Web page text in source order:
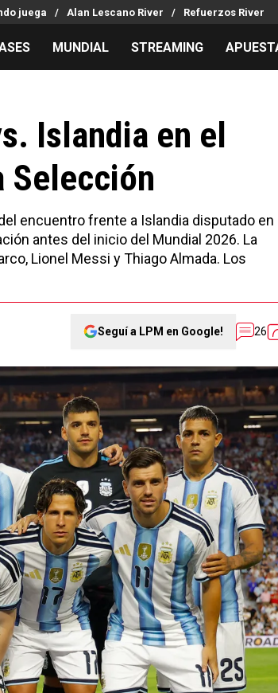
juega Alan Lescano River Refuerzos River
Streaming
Entradas
Los goles de River
Noticias
Apuestas
MUNDIAL STREAMING
Islandia en el
Selección
encuentro frente a Islandia disputado en
antes del inicio del Mundial 2026. La
Lionel Messi y Thiago Almada. Los
Seguí a LPM en Google! 26